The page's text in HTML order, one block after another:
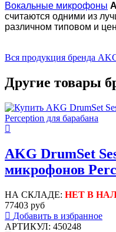
Вокальные микрофоны
считаются одними из
различном типовом и
Вся продукция бренда
Другие товары
AKG DrumSet
микрофонов
НА СКЛАДЕ: НЕТ В
77403 руб
Добавить в избранное
АРТИКУЛ: 450248